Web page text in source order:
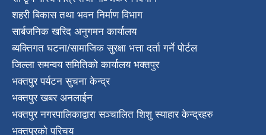
शहरी बिकास तथा भवन निर्माण विभाग
सार्बजनिक खरिद अनुगमन कार्यालय
ब्यक्तिगत घटना/सामाजिक सुरक्षा भत्ता दर्ता गर्ने पोर्टल
जिल्ला समन्वय समितिको कार्यालय भक्तपुर
भक्तपुर पर्यटन सुचना केन्द्र
भक्तपुर खबर अनलाईन
भक्तपुर नगरपालिकाद्वारा सञ्चालित शिशु स्याहार केन्द्रहरु
भक्तपुरकाे परिचय